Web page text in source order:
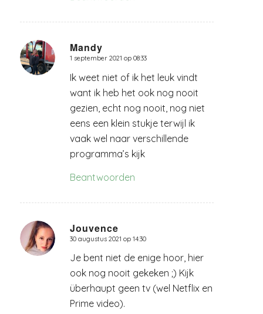
Mandy
zegt:
1 september 2021 op 08:33
Ik weet niet of ik het leuk vindt
want ik heb het ook nog nooit
gezien, echt nog nooit, nog niet
eens een klein stukje terwijl ik
vaak wel naar verschillende
programma’s kijk
Beantwoorden
Jouvence
zegt:
30 augustus 2021 op 14:30
Je bent niet de enige hoor, hier
ook nog nooit gekeken ;) Kijk
überhaupt geen tv (wel Netflix en
Prime video).